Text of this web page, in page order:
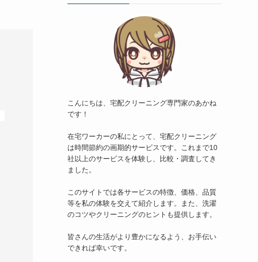
こんにちは、宅配クリーニング専門家のあかね
です！
在宅ワーカーの私にとって、宅配クリーニング
は時間節約の画期的サービスです。これまで10
社以上のサービスを体験し、比較・調査してき
ました。
このサイトでは各サービスの特徴、価格、品質
等を私の体験を交えて紹介します。また、洗濯
のコツやクリーニングのヒントも提供します。
皆さんの生活がより豊かになるよう、お手伝い
できれば幸いです。